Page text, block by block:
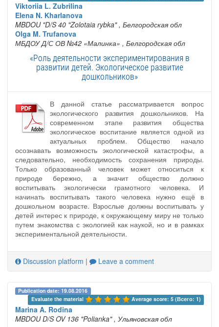
Viktoriia L. Zubrilina
Elena N. Kharlanova
MBDOU "D/S 40 "Zolotaia rybka" , Белгородская обл
Olga M. Trufanova
МБДОУ Д/С ОВ №42 «Малинка» , Белгородская обл
«Роль деятельности экспериментирования в
развитии детей. Экологическое развитие
дошкольников»
В данной статье рассматривается вопрос
экологического развития дошкольников. На
современном этапе развития общества
экологическое воспитание является одной из
актуальных проблем. Общество начало
осознавать возможность экологической катастрофы, а
следовательно, необходимость сохранения природы.
Только образованный человек может относиться к
природе бережно, а значит общество должно
воспитывать экологически грамотного человека. И
начинать воспитывать такого человека нужно ещё в
дошкольном возрасте. Взрослые должны воспитывать у
детей интерес к природе, к окружающему миру не только
путем знакомства с экологией как наукой, но и в рамках
экспериментальной деятельности.
Discussion platform | Leave a comment
Publication date: 19.08.2016
Evaluate the material
Average score: 5 (Всего: 1)
Marina A. Rodina
MBDOU D/S OV 136 "Polianka" , Ульяновская обл